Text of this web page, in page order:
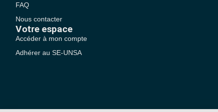
FAQ
Nous contacter
Votre espace
Accéder à mon compte
Adhérer au SE-UNSA